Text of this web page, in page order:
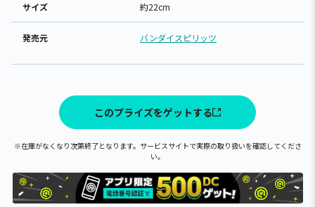
サイズ 約22cm
発売元 バンダイスピリッツ
このプライズをゲットする
※在庫がなくなり次第終了となります。サービスサイトで実際の取り扱いを確認してくださ
い。